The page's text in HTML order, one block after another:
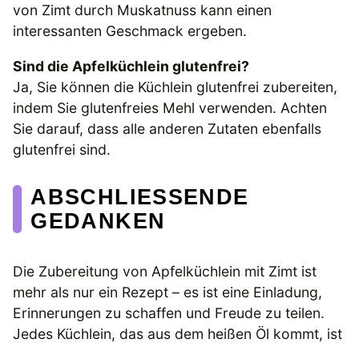
von Zimt durch Muskatnuss kann einen
interessanten Geschmack ergeben.
Sind die Apfelküchlein glutenfrei?
Ja, Sie können die Küchlein glutenfrei zubereiten,
indem Sie glutenfreies Mehl verwenden. Achten
Sie darauf, dass alle anderen Zutaten ebenfalls
glutenfrei sind.
ABSCHLIESSENDE G
EDANKEN
Die Zubereitung von Apfelküchlein mit Zimt ist
mehr als nur ein Rezept – es ist eine Einladung,
Erinnerungen zu schaffen und Freude zu teilen.
Jedes Küchlein, das aus dem heißen Öl kommt, ist